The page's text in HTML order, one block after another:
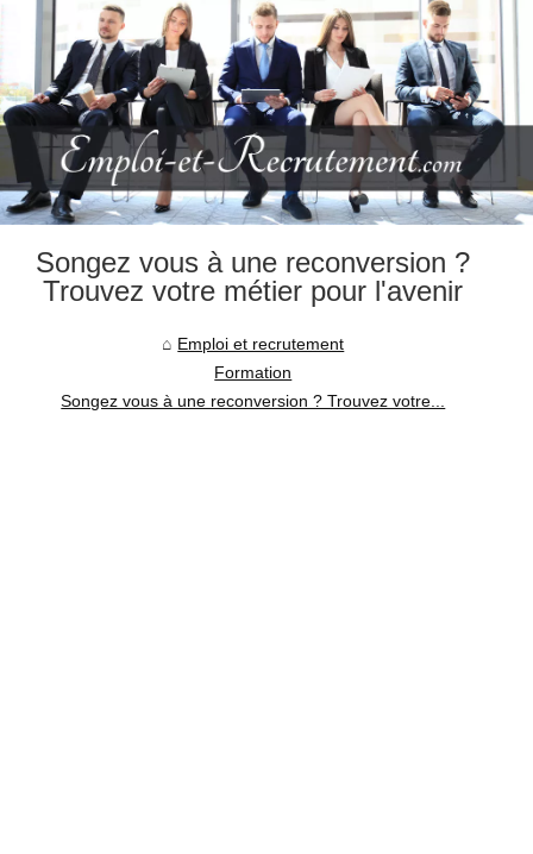
Songez vous à une reconversion ?
Trouvez votre métier pour l'avenir
Emploi et recrutement
Formation
Songez vous à une reconversion ? Trouvez votre...